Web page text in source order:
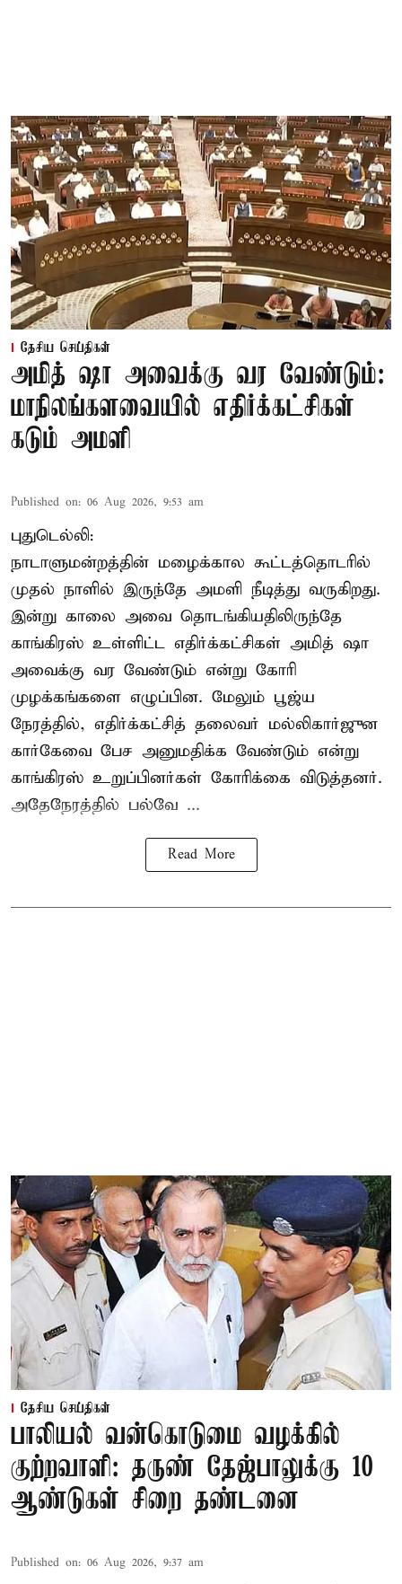
தேசிய செய்திகள்
அமித் ஷா அவைக்கு வர வேண்டும்:
மாநிலங்களவையில் எதிர்க்கட்சிகள்
கடும் அமளி
Published on: 06 Aug 2026, 9:53 am
புதுடெல்லி:
நாடாளுமன்றத்தின் மழைக்கால கூட்டத்தொடரில்
முதல் நாளில் இருந்தே அமளி நீடித்து வருகிறது.
இன்று காலை அவை தொடங்கியதிலிருந்தே
காங்கிரஸ் உள்ளிட்ட எதிர்க்கட்சிகள் அமித் ஷா
அவைக்கு வர வேண்டும் என்று கோரி
முழக்கங்களை எழுப்பின. மேலும் பூஜ்ய
நேரத்தில், எதிர்க்கட்சித் தலைவர் மல்லிகார்ஜுன
கார்கேவை பேச அனுமதிக்க வேண்டும் என்று
காங்கிரஸ் உறுப்பினர்கள் கோரிக்கை விடுத்தனர்.
அதேநேரத்தில் பல்வே ...
Read More
தேசிய செய்திகள்
பாலியல் வன்கொடுமை வழக்கில்
குற்றவாளி: தருண் தேஜ்பாலுக்கு 10
ஆண்டுகள் சிறை தண்டனை
Published on: 06 Aug 2026, 9:37 am